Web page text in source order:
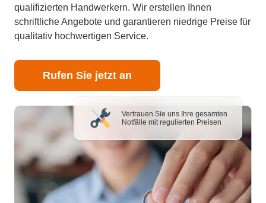
qualifizierten Handwerkern. Wir erstellen Ihnen
schriftliche Angebote und garantieren niedrige Preise für
qualitativ hochwertigen Service.
Rufen Sie jetzt an
Vertrauen Sie uns Ihre gesamten
Notfälle mit regulierten Preisen